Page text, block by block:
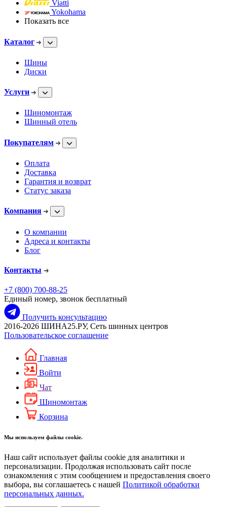
Viatti
Yokohama
Показать все
Каталог
Шины
Диски
Услуги
Шиномонтаж
Шинный отель
Покупателям
Оплата
Доставка
Гарантия и возврат
Статус заказа
Компания
О компании
Адреса и контакты
Блог
Контакты
+7 (800) 700-88-25
Единый номер, звонок бесплатный
Получить консультацию
2016-2026 ШИНА25.РУ, Сеть шинных центров
Пользовательское соглашение
Главная
Войти
Чат
Шиномонтаж
Корзина
Мы используем файлы cookie.
Наш сайт использует файлы cookie для аналитики и
персонализации. Продолжая использовать сайт после
ознакомления с этим сообщением и предоставления своего
выбора, вы соглашаетесь с нашей Политикой обработки
персональных данных.